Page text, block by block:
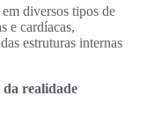
diversos tipos de
e cardíacas,
estruturas internas
da realidade